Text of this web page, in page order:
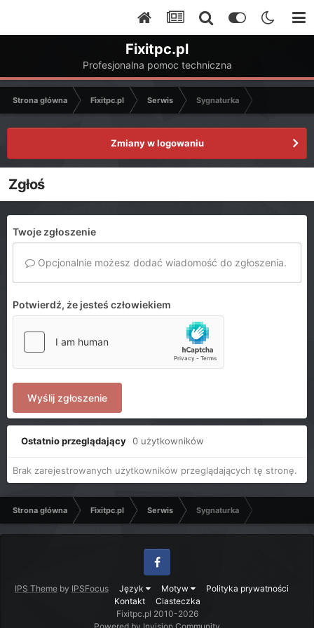
Fixitpc.pl
Profesjonalna pomoc techniczna
Strona główna Fixitpc.pl Serwis Sygnaturka
Zmiany w logowaniu
Zgłoś
Twoje zgłoszenie
Opcjonalnie możesz dodać wiadomość do zgłoszenia.
Potwierdź, że jesteś człowiekiem
Wyślij zgłoszenie
Ostatnio przeglądający 0 użytkowników
Brak zarejestrowanych użytkowników przeglądających tę stronę.
Strona główna Fixitpc.pl Serwis Sygnaturka
IPS Theme by IPSFocus Język Motyw
Polityka prywatności
Kontakt
Ciasteczka
Facebook
Fixitpc.pl 2010-2026